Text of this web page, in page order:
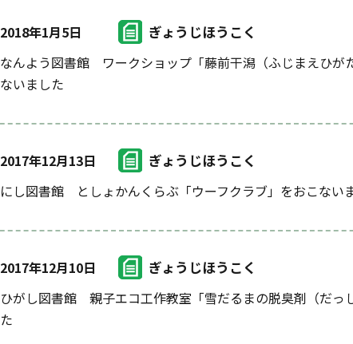
2018年1月5日 ぎょうじほうこく
なんよう図書館 ワークショップ「藤前干潟（ふじまえひが
ないました
2017年12月13日 ぎょうじほうこく
にし図書館 としょかんくらぶ「ウーフクラブ」をおこない
2017年12月10日 ぎょうじほうこく
ひがし図書館 親子エコ工作教室「雪だるまの脱臭剤（だっ
た